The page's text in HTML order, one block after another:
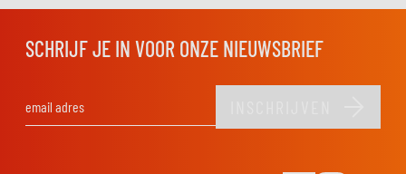
SCHRIJF JE IN VOOR ONZE NIEUWSBRIEF